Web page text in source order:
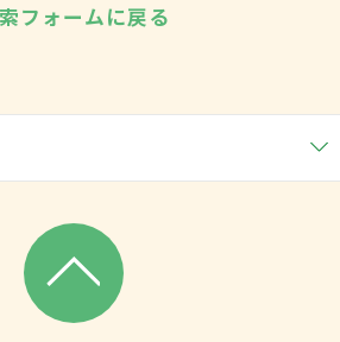
フォームに戻る